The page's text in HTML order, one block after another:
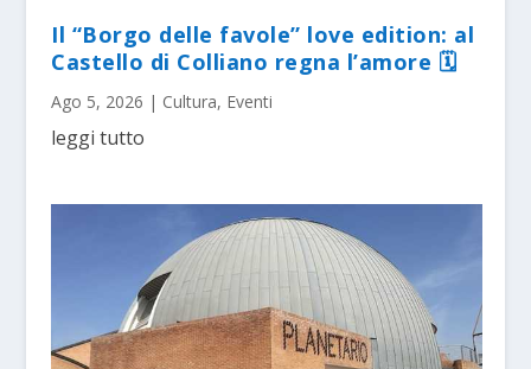
Il “Borgo delle favole” love edition: al
Castello di Colliano regna l’amore 🗓
Ago 5, 2026 | Cultura, Eventi
leggi tutto